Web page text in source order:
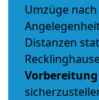
Umzüge
Distanzen